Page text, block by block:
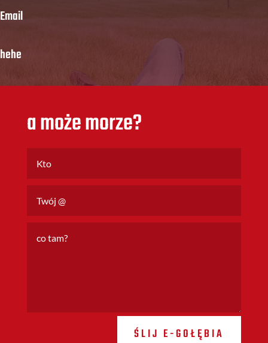
Email
hehe
a może morze?
ŚLIJ E-GOŁĘBIA